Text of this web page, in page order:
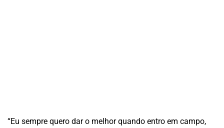
“Eu sempre quero dar o melhor quando entro em campo,